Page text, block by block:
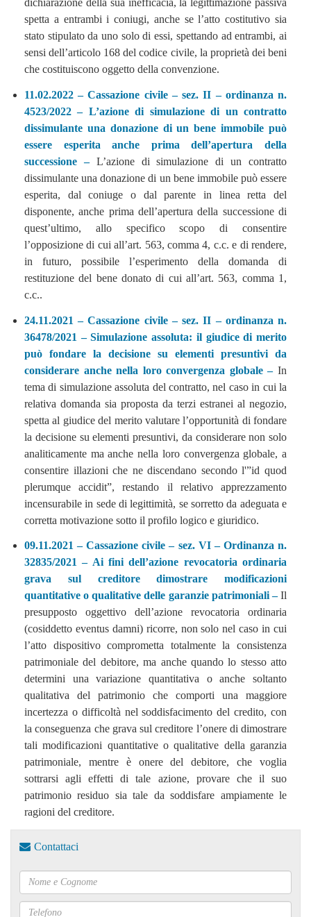
dichiarazione della sua inefficacia, la legittimazione passiva
spetta a entrambi i coniugi, anche se l’atto costitutivo sia
stato stipulato da uno solo di essi, spettando ad entrambi, ai
sensi dell’articolo 168 del codice civile, la proprietà dei beni
che costituiscono oggetto della convenzione.
11.02.2022 – Cassazione civile – sez. II – ordinanza n.
4523/2022 – L’azione di simulazione di un contratto
dissimulante una donazione di un bene immobile può
essere esperita anche prima dell’apertura della
successione – L’azione di simulazione di un contratto
dissimulante una donazione di un bene immobile può essere
esperita, dal coniuge o dal parente in linea retta del
disponente, anche prima dell’apertura della successione di
quest’ultimo, allo specifico scopo di consentire
l’opposizione di cui all’art. 563, comma 4, c.c. e di rendere,
in futuro, possibile l’esperimento della domanda di
restituzione del bene donato di cui all’art. 563, comma 1,
c.c..
24.11.2021 – Cassazione civile – sez. II – ordinanza n.
36478/2021 – Simulazione assoluta: il giudice di merito
può fondare la decisione su elementi presuntivi da
considerare anche nella loro convergenza globale – In
tema di simulazione assoluta del contratto, nel caso in cui la
relativa domanda sia proposta da terzi estranei al negozio,
spetta al giudice del merito valutare l’opportunità di fondare
la decisione su elementi presuntivi, da considerare non solo
analiticamente ma anche nella loro convergenza globale, a
consentire illazioni che ne discendano secondo l'”id quod
plerumque accidit”, restando il relativo apprezzamento
incensurabile in sede di legittimità, se sorretto da adeguata e
corretta motivazione sotto il profilo logico e giuridico.
09.11.2021 – Cassazione civile – sez. VI – Ordinanza n.
32835/2021 – Ai fini dell’azione revocatoria ordinaria
grava sul creditore dimostrare modificazioni
quantitative o qualitative delle garanzie patrimoniali –Il
presupposto oggettivo dell’azione revocatoria ordinaria
(cosiddetto eventus damni) ricorre, non solo nel caso in cui
l’atto dispositivo comprometta totalmente la consistenza
patrimoniale del debitore, ma anche quando lo stesso atto
determini una variazione quantitativa o anche soltanto
qualitativa del patrimonio che comporti una maggiore
incertezza o difficoltà nel soddisfacimento del credito, con
la conseguenza che grava sul creditore l’onere di dimostrare
tali modificazioni quantitative o qualitative della garanzia
patrimoniale, mentre è onere del debitore, che voglia
sottrarsi agli effetti di tale azione, provare che il suo
patrimonio residuo sia tale da soddisfare ampiamente le
ragioni del creditore.
Contattaci